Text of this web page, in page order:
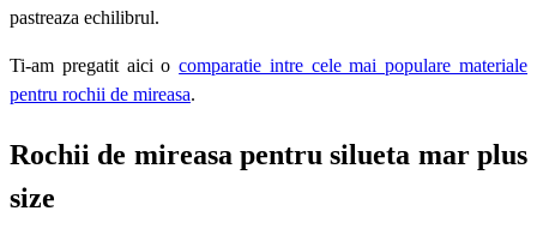
pastreaza echilibrul.
Ti-am pregatit aici ocomparatie intre cele mai populare materiale
pentru rochii de mireasa.
Rochii de mireasa pentru silueta mar plus
size